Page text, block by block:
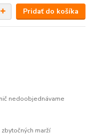
Pridať do košíka
nedoobjednávame
marží